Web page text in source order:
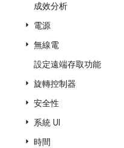
成效分析
電源
無線電
設定遠端存取功能
旋轉控制器
安全性
系統 UI
時間